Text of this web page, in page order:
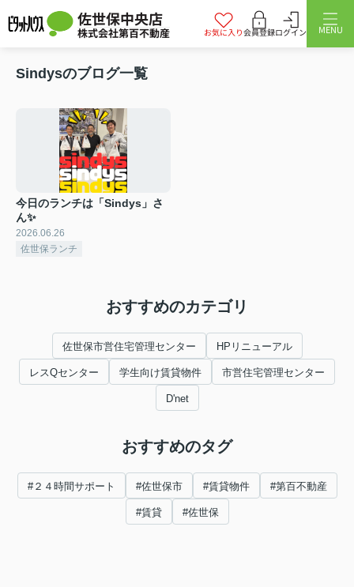
佐世保中央店
株式会社第百不動産 お気に入り会員登録ログイン MENU
Sindysのブログ一覧
今日のランチは「Sindys」さ
ん✨
2026.06.26
佐世保ランチ
おすすめのカテゴリ
佐世保市営住宅管理センター HPリニューアル
レスQセンター 学生向け賃貸物件 市営住宅管理センター
D'net
おすすめのタグ
#２４時間サポート #佐世保市 #賃貸物件 #第百不動産
#賃貸 #佐世保